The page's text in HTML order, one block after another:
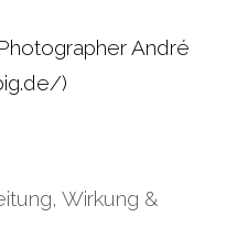
André
)
Wirkung &